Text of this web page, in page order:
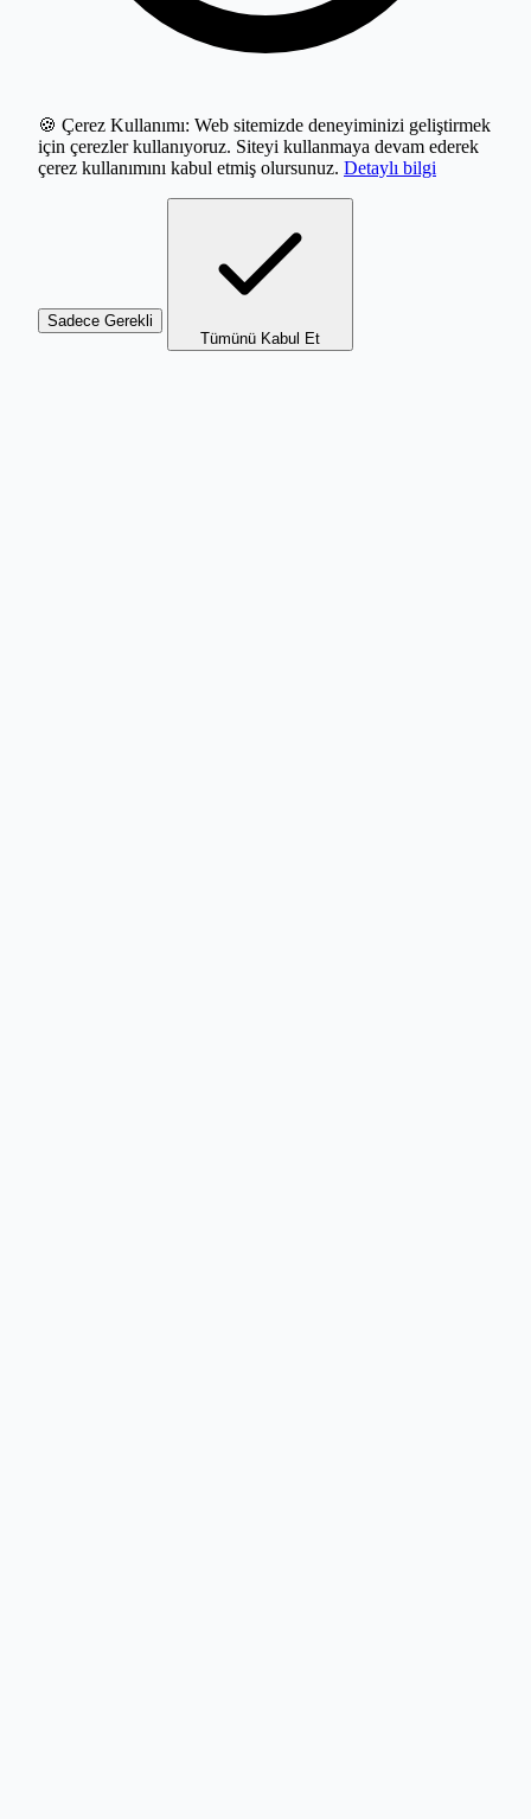
🍪 Çerez Kullanımı: Web sitemizde deneyiminizi geliştirmek
için çerezler kullanıyoruz. Siteyi kullanmaya devam ederek
çerez kullanımını kabul etmiş olursunuz. Detaylı bilgi
Sadece Gerekli
Tümünü Kabul Et